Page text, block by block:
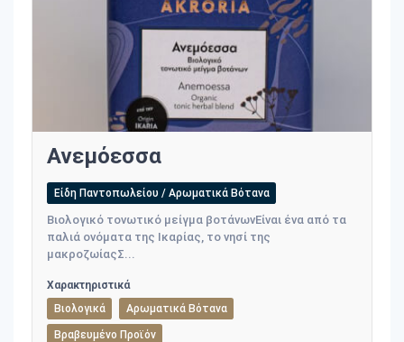
Ανεμόεσσα
Είδη Παντοπωλείου / Αρωματικά Βότανα
Βιολογικό τονωτικό μείγμα βοτάνωνΕίναι ένα από τα
παλιά ονόματα της Ικαρίας, το νησί της
μακροζωίαςΣ...
Χαρακτηριστικά
Βιολογικά
Αρωματικά Βότανα
Βραβευμένο Προϊόν